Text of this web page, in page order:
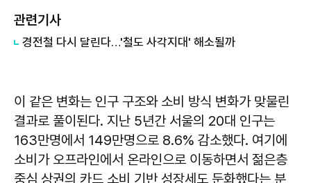
관련기사
경전철 다시 달린다…'철도 사각지대' 해소될까
이 같은 변화는 인구 구조와 소비 방식 변화가 맞물린
결과로 풀이된다. 지난 5년간 서울의 20대 인구는
163만명에서 149만명으로 8.6% 감소했다. 여기에
소비가 오프라인에서 온라인으로 이동하면서 젊은층
중심 상권의 카드 소비 기반 성장세도 둔화했다는 분